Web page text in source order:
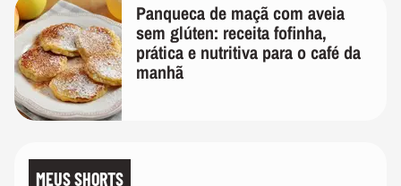
Panqueca de maçã com aveia
sem glúten: receita fofinha,
prática e nutritiva para o café da
manhã
MEUS SHORTS